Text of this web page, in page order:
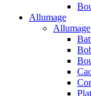
Allumage
Allumage